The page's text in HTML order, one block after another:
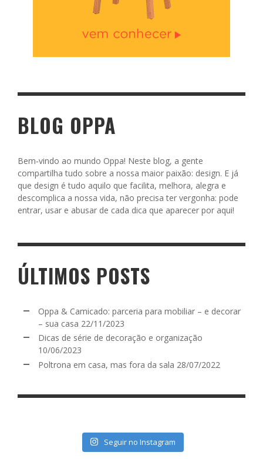
BLOG OPPA
Bem-vindo ao mundo Oppa! Neste blog, a gente
compartilha tudo sobre a nossa maior paixão: design. E já
que design é tudo aquilo que facilita, melhora, alegra e
descomplica a nossa vida, não precisa ter vergonha: pode
entrar, usar e abusar de cada dica que aparecer por aqui!
ÚLTIMOS POSTS
Oppa & Camicado: parceria para mobiliar – e decorar
– sua casa 22/11/2023
Dicas de série de decoração e organização
10/06/2023
Poltrona em casa, mas fora da sala 28/07/2022
Seguir no Instagram